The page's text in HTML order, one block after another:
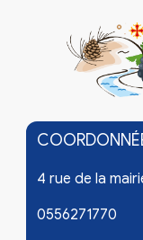
4 rue de la
0556271770